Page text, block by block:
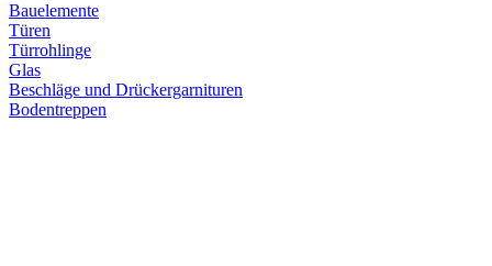
Bauelemente
Türen
Türrohlinge
Glas
Beschläge und Drückergarnituren
Bodentreppen